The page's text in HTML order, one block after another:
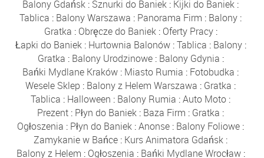
Balony Gdańsk : Sznurki do Baniek : Kijki do Baniek :
Tablica : Balony Warszawa : Panorama Firm : Balony :
Gratka : Obręcze do Baniek: Oferty Pracy:
Łapki do Baniek: Hurtownia Balonów:Tablica : Balony:
Gratka : Balony Urodzinowe: Balony Gdynia :
Bańki Mydlane Kraków : Miasto Rumia : Fotobudka :
Wesele Sklep : Balony z Helem Warszawa : Gratka :
Tablica : Halloween : Balony Rumia :Auto Moto :
Prezent : Płyn do Baniek : Baza Firm : Gratka :
Ogłoszenia : Płyn do Baniek :Anonse : Balony Foliowe :
Zamykanie w Bańce : Kurs Animatora Gdańsk :
Balony z Helem : Ogłoszenia : Bańki Mydlane Wrocław: